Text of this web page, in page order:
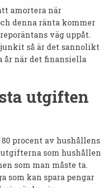
amortera när
denna ränta kommer
väg uppåt.
så är det sannolikt
år när det finansiella
utgiften
procent av hushållens
som hushållen
som man måste ta.
som kan spara pengar